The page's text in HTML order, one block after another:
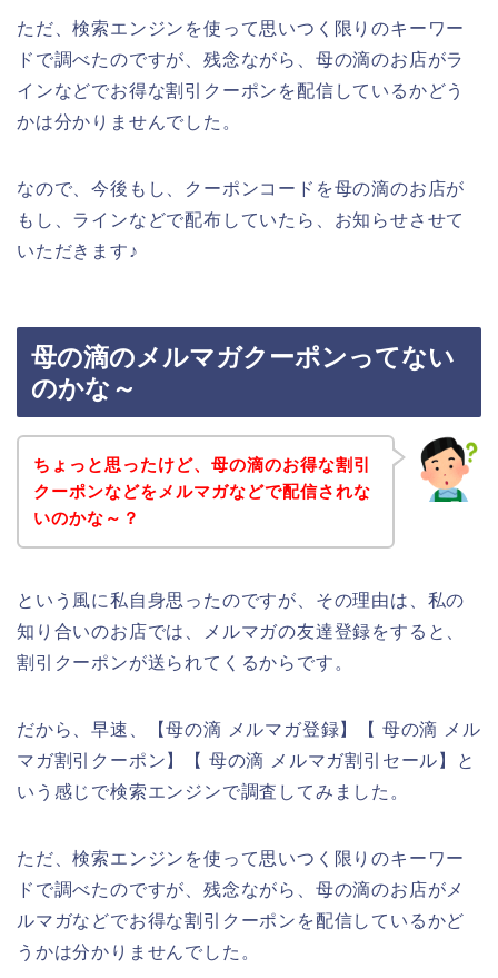
ただ、検索エンジンを使って思いつく限りのキーワー
ドで調べたのですが、残念ながら、母の滴のお店がラ
インなどでお得な割引クーポンを配信しているかどう
かは分かりませんでした。
なので、今後もし、クーポンコードを母の滴のお店が
もし、ラインなどで配布していたら、お知らせさせて
いただきます♪
母の滴のメルマガクーポンってない
のかな～
ちょっと思ったけど、母の滴のお得な割引
クーポンなどをメルマガなどで配信されな
いのかな～？
という風に私自身思ったのですが、その理由は、私の
知り合いのお店では、メルマガの友達登録をすると、
割引クーポンが送られてくるからです。
だから、早速、【母の滴 メルマガ登録】【 母の滴 メル
マガ割引クーポン】【 母の滴 メルマガ割引セール】と
いう感じで検索エンジンで調査してみました。
ただ、検索エンジンを使って思いつく限りのキーワー
ドで調べたのですが、残念ながら、母の滴のお店がメ
ルマガなどでお得な割引クーポンを配信しているかど
うかは分かりませんでした。